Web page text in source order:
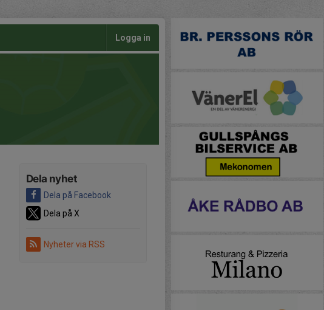
Logga in
Dela nyhet
Dela på Facebook
Dela på X
Nyheter via RSS